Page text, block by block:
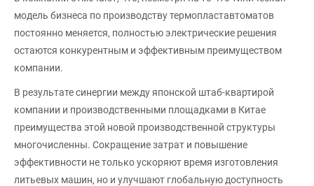
модель бизнеса по производству термопластавтоматов
постоянно меняется, полностью электрические решения
остаются конкурентным и эффективным преимуществом
компании.
В результате синергии между японской штаб-квартирой
компании и производственными площадками в Китае
преимущества этой новой производственной структуры
многочисленны. Сокращение затрат и повышение
эффективности не только ускоряют время изготовления
литьевых машин, но и улучшают глобальную доступность